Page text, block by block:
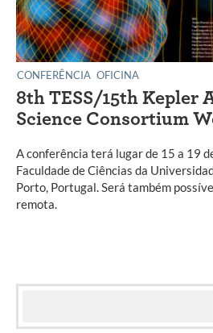
CONFERÊNCIA OFICINA
8th TESS/15th Kepler
Science Consortium
A conferência terá lugar de 15 a 19
Faculdade de Ciências da
Porto, Portugal. Será também
remota.